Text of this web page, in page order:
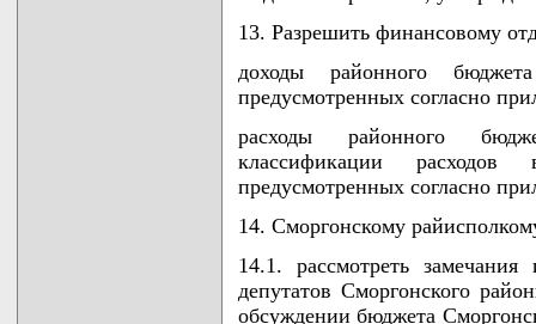
13. Разрешить финансовому
доходы районного
предусмотренных согласно
расходы районного
классификации
предусмотренных согласно
14. Сморгонскому
14.1. рассмотреть
депутатов Сморгонского
обсуждении бюджета